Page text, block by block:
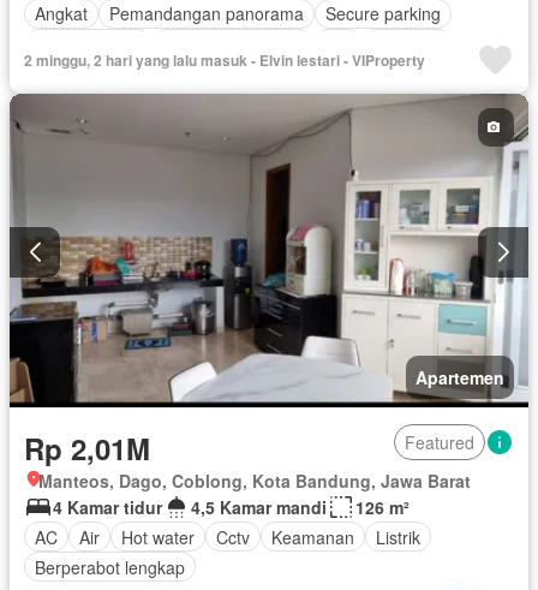
Angkat
Pemandangan panorama
Secure parking
Berperabot lengkap
2 minggu, 2 hari yang lalu masuk - Elvin lestari - VIProperty
Apartemen
Rp 2,01M
Featured
Manteos, Dago, Coblong, Kota Bandung, Jawa Barat
4 Kamar tidur
4,5 Kamar mandi
126 m²
AC
Air Hot water Cctv Keamanan
Listrik
Berperabot lengkap